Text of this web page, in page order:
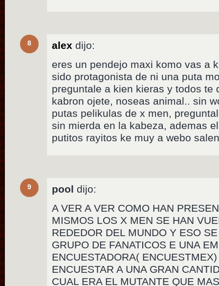
8 alex dijo:
eres un pendejo maxi komo vas a
sido protagonista de ni una puta
preguntale a kien kieras y todos te
kabron ojete, noseas animal.. sin
putas pelikulas de x men,
sin mierda en la kabeza, ademas
putitos rayitos ke muy a webo
9 pool dijo:
A VER A VER COMO HAN
MISMOS LOS X MEN SE HAN
REDEDOR DEL MUNDO Y ESO
GRUPO DE FANATICOS E UNA
ENCUESTADORA(
ENCUESTAR A UNA GRAN
CUAL ERA EL MUTANTE QUE